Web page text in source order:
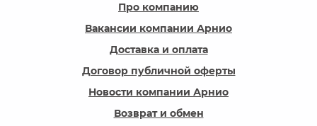
Про компанию
Вакансии компании Арнио
Доставка и оплата
Договор публичной оферты
Новости компании Арнио
Возврат и обмен